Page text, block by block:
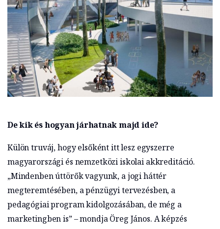
De kik és hogyan járhatnak majd ide?
Külön truváj, hogy elsőként itt lesz egyszerre
magyarországi és nemzetközi iskolai akkreditáció.
„Mindenben úttörők vagyunk, a jogi háttér
megteremtésében, a pénzügyi tervezésben, a
pedagógiai program kidolgozásában, de még a
marketingben is” – mondja Öreg János. A képzés